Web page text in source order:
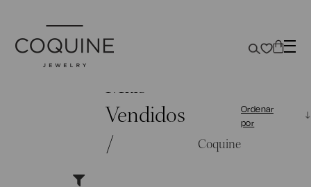
Mais
Vendidos
/
Coquine
Ordenar
por